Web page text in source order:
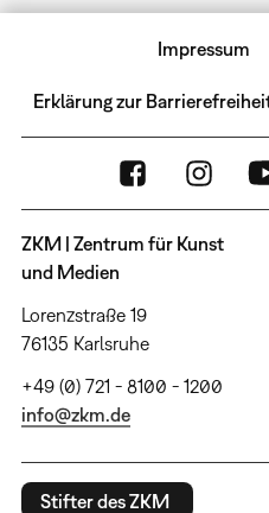
Impressum
Erklärung zur
ZKM | Zentrum für Kunst
und Medien
Lorenzstraße 19
76135 Karlsruhe
+49 (0) 721 - 8100 - 1200
info@zkm.de
Stifter des ZKM